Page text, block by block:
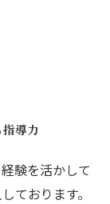
導力
験を活かして
ております。